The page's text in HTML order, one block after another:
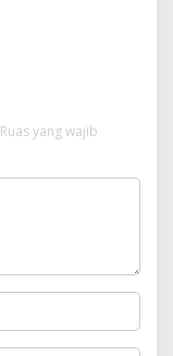
Ruas yang wajib